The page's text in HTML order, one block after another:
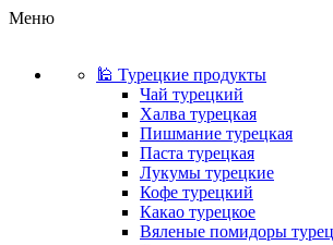
Меню
🕌 Турецкие продукты
Чай турецкий
Халва турецкая
Пишмание турецкая
Паста турецкая
Лукумы турецкие
Кофе турецкий
Какао турецкое
Вяленые помидоры